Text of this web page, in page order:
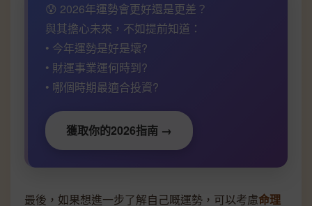
😰 2026年運勢會更好還是更差？
與其擔心未來，不如提前知道：
• 今年運勢是好是壞?
• 財運事業運何時到?
• 哪個時期最適合投資?
獲取你的2026指南 →
最後，如果想進一步了解自己嘅運勢，可以考慮命理